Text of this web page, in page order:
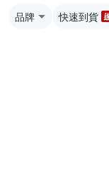
品牌 快速到貨